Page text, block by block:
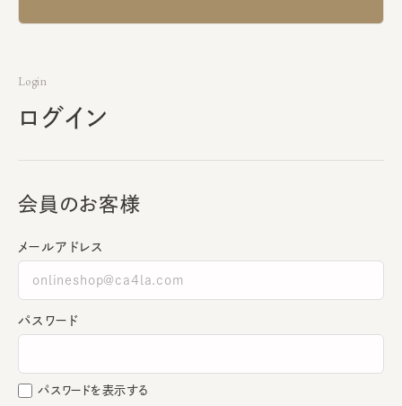
Login
ログイン
会員のお客様
メールアドレス
パスワード
パスワードを表示する